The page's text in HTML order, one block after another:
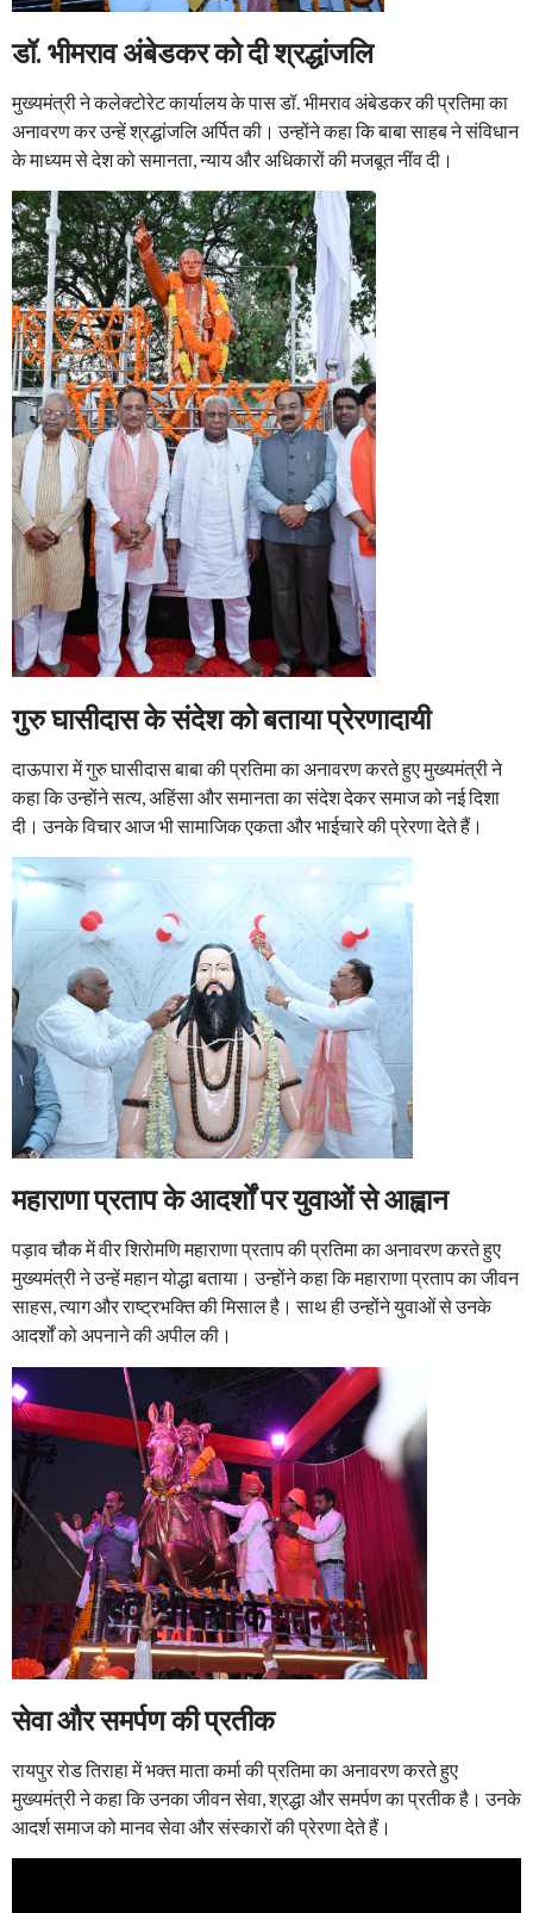
डॉ. भीमराव अंबेडकर को दी श्रद्धांजलि
मुख्यमंत्री ने कलेक्टोरेट कार्यालय के पास डॉ. भीमराव अंबेडकर की प्रतिमा का
अनावरण कर उन्हें श्रद्धांजलि अर्पित की। उन्होंने कहा कि बाबा साहब ने संविधान
के माध्यम से देश को समानता, न्याय और अधिकारों की मजबूत नींव दी।
गुरु घासीदास के संदेश को बताया प्रेरणादायी
दाऊपारा में गुरु घासीदास बाबा की प्रतिमा का अनावरण करते हुए मुख्यमंत्री ने
कहा कि उन्होंने सत्य, अहिंसा और समानता का संदेश देकर समाज को नई दिशा
दी। उनके विचार आज भी सामाजिक एकता और भाईचारे की प्रेरणा देते हैं।
महाराणा प्रताप के आदर्शों पर युवाओं से आह्वान
पड़ाव चौक में वीर शिरोमणि महाराणा प्रताप की प्रतिमा का अनावरण करते हुए
मुख्यमंत्री ने उन्हें महान योद्धा बताया। उन्होंने कहा कि महाराणा प्रताप का जीवन
साहस, त्याग और राष्ट्रभक्ति की मिसाल है। साथ ही उन्होंने युवाओं से उनके
आदर्शों को अपनाने की अपील की।
सेवा और समर्पण की प्रतीक
रायपुर रोड तिराहा में भक्त माता कर्मा की प्रतिमा का अनावरण करते हुए
मुख्यमंत्री ने कहा कि उनका जीवन सेवा, श्रद्धा और समर्पण का प्रतीक है। उनके
आदर्श समाज को मानव सेवा और संस्कारों की प्रेरणा देते हैं।